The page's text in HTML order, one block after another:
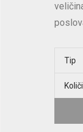
Tip